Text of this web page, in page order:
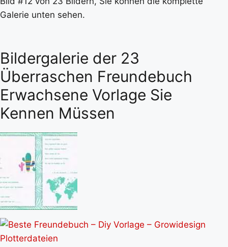
Galerie unten sehen.
Bildergalerie der 23
Überraschen Freundebuch
Erwachsene Vorlage Sie
Kennen Müssen